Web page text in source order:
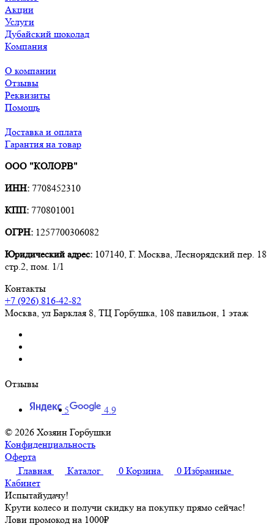
Акции
Услуги
Дубайский шоколад
Компания
О компании
Отзывы
Реквизиты
Помощь
Доставка и оплата
Гарантия на товар
ООО "КОЛОРВ"
ИНН: 7708452310
КПП: 770801001
ОГРН: 1257700306082
Юридический адрес: 107140, Г. Москва, Леснорядский пер. 18
стр.2, пом. 1/1
Контакты
+7 (926) 816-42-82
Москва ул Барклая 8, ТЦ Горбушка, 108 павильон, 1 этаж
Отзывы
5
4.9
© 2026 Хозяин Горбушки
Конфиденциальность
Оферта
Главная
Каталог 0 Корзина 0 Избранные
Кабинет
Испытайудачу!
Крути колесо и получи скидку на покупку прямо сейчас!
Лови промокод на 1000₽